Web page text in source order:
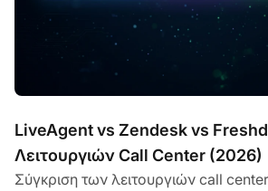
LiveAgent vs Zendesk vs
Λειτουργιών Call Center (2026)
Σύγκριση των λειτουργιών call